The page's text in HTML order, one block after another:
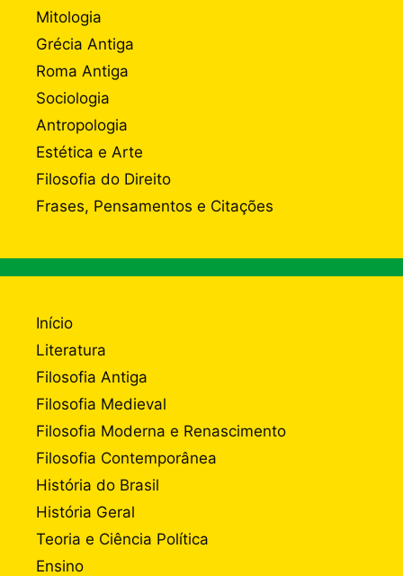
Mitologia
Grécia Antiga
Roma Antiga
Sociologia
Antropologia
Estética e Arte
Filosofia do Direito
Frases, Pensamentos e Citações
Início
Literatura
Filosofia Antiga
Filosofia Medieval
Filosofia Moderna e Renascimento
Filosofia Contemporânea
História do Brasil
História Geral
Teoria e Ciência Política
Ensino